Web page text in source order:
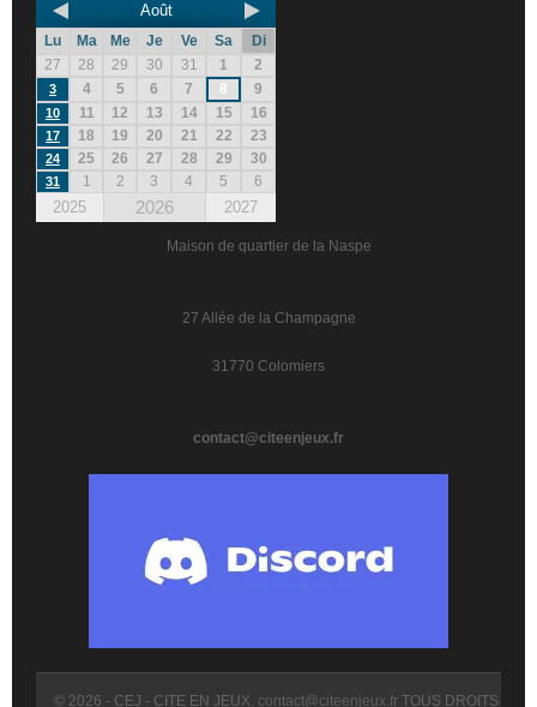
Août
Lu Ma Me Je Ve Sa
Di
27
28 29 30 31 1 2
3 4 5 6 7 8 9
10 11 12 13 14 15 16
17 18 19 20 21 22 23
24 25 26 27 28 29 30
31 1 2 3 4 5 6
2025 2026 2027
Maison de quartier de la Naspe
27 Allée de la Champagne
31770 Colomiers
contact@citeenjeux.fr
© 2026 - CEJ - CITE EN JEUX. contact@citeenjeux.fr TOUS DROITS